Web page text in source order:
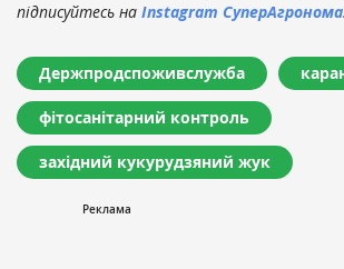
підписуйтесь на Instagram СуперАгронома.
Держпродспоживслужба
фітосанітарний контроль
західний кукурудзяний жук